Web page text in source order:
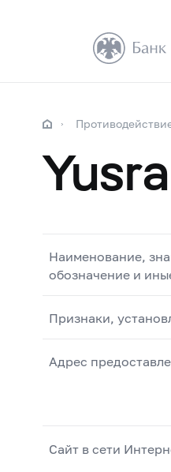
Наименование,
обозначение и
Признаки,
Адрес
Сайт в сети